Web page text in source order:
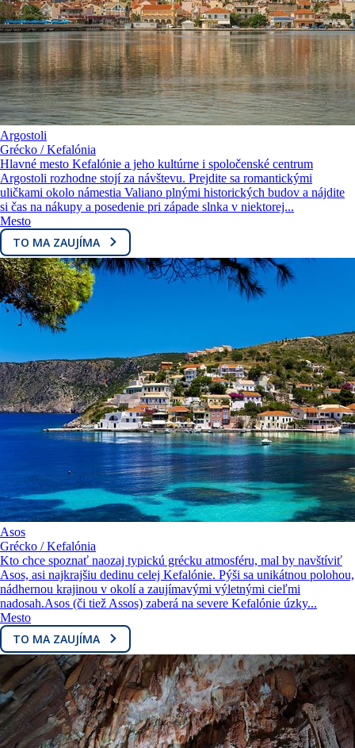
Argostoli
Grécko / Kefalónia
Hlavné mesto Kefalónie a jeho kultúrne i spoločenské centrum
Argostoli rozhodne stojí za návštevu. Prejdite sa romantickými
uličkami okolo námestia Valiano plnými historických budov a nájdite
si čas na nákupy a posedenie pri západe slnka v niektorej...
Mesto
TO MA ZAUJÍMA
Asos
Grécko / Kefalónia
Kto chce spoznať naozaj typickú grécku atmosféru, mal by navštíviť
Asos, asi najkrajšiu dedinu celej Kefalónie. Pýši sa unikátnou polohou,
nádhernou krajinou v okolí a zaujímavými výletnými cieľmi
nadosah.Asos (či tiež Assos) zaberá na severe Kefalónie úzky...
Mesto
TO MA ZAUJÍMA